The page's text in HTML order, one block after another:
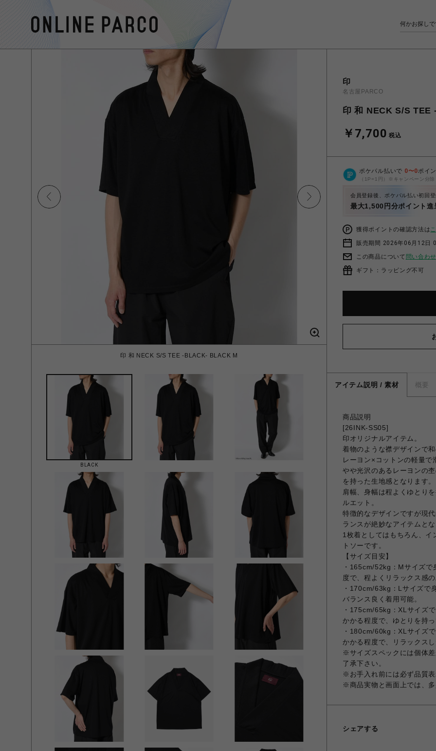
印 和 NECK S/S TEE -BLACK- BLACK M
BLACK
印
名古屋PARCO
印 和 NECK S/S TEE
￥7,700 税込
ポケパル払いで 0〜0ポイ
（1P=1円）※キャンペーン分除
会員登録後、ポケパル払い初回
最大1,500円分ポイント進
獲得ポイントの確認方法は
販売期間 2026年06月12日
この商品について 問い合わ
ギフト：ラッピング不可
アイテム説明 / 素材 概要
商品説明
[26INK-SS05]
印オリジナルアイテム。
着物のような襟デザインで
レーヨン×コットンの軽量で
やや光沢のあるレーヨンの
を持った生地感となります。
肩幅、身幅は程よくゆとり
ルエット。
特徴的なデザインですが現
ランスが絶妙なアイテムとな
1枚着としてはもちろん、イ
トソーです。
【サイズ目安】
・165cm/52kg：Mサイズ
度で、程よくリラックス感の
・170cm/63kg：Lサイズで
バランス良く着用可能。
・175cm/65kg：XLサイズ
かかる程度で、ゆとりを持っ
・180cm/60kg：XLサイズ
かかる程度で、リラックス
※サイズスペックには個体
了承下さい。
※お手入れ前には必ず品質表
※商品実物と画面上では、多
シェアする